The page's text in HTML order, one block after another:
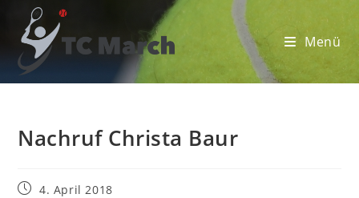
Inhalt
springen
Menü
Nachruf Christa Baur
Beitrag4. April 2018